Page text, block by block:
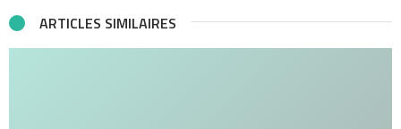
ARTICLES SIMILAIRES